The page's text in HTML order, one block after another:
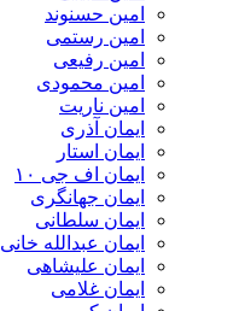
امین حسنوند
امین رستمی
امین رفیعی
امین محمودی
امین ناریت
ایمان آذری
ایمان استار
ایمان اف جی ۱۰
ایمان جهانگری
ایمان سلطانی
ایمان عبدالله خانی
ایمان علیشاهی
ایمان غلامی